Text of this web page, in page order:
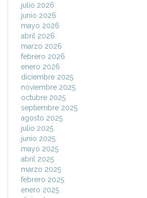
julio 2026
junio 2026
mayo 2026
abril 2026
marzo 2026
febrero 2026
enero 2026
diciembre 2025
noviembre 2025
octubre 2025
septiembre 2025
agosto 2025
julio 2025
junio 2025
mayo 2025
abril 2025
marzo 2025
febrero 2025
enero 2025